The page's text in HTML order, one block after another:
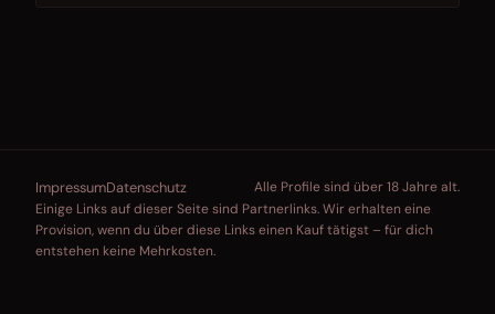
ImpressumDatenschutz
Alle Profile sind über 18 Jahre alt.
Einige Links auf dieser Seite sind Partnerlinks. Wir erhalten eine
Provision, wenn du über diese Links einen Kauf tätigst – für dich
entstehen keine Mehrkosten.